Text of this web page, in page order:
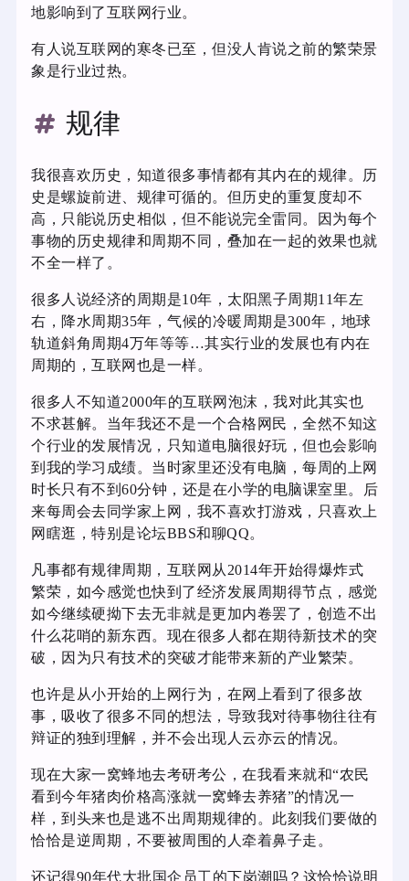
地影响到了互联网行业。
有人说互联网的寒冬已至，但没人肯说之前的繁荣景
象是行业过热。
规律
我很喜欢历史，知道很多事情都有其内在的规律。历
史是螺旋前进、规律可循的。但历史的重复度却不
高，只能说历史相似，但不能说完全雷同。因为每个
事物的历史规律和周期不同，叠加在一起的效果也就
不全一样了。
很多人说经济的周期是10年，太阳黑子周期11年左
右，降水周期35年，气候的冷暖周期是300年，地球
轨道斜角周期4万年等等…其实行业的发展也有内在
周期的，互联网也是一样。
很多人不知道2000年的互联网泡沫，我对此其实也
不求甚解。当年我还不是一个合格网民，全然不知这
个行业的发展情况，只知道电脑很好玩，但也会影响
到我的学习成绩。当时家里还没有电脑，每周的上网
时长只有不到60分钟，还是在小学的电脑课室里。后
来每周会去同学家上网，我不喜欢打游戏，只喜欢上
网瞎逛，特别是论坛BBS和聊QQ。
凡事都有规律周期，互联网从2014年开始得爆炸式
繁荣，如今感觉也快到了经济发展周期得节点，感觉
如今继续硬拗下去无非就是更加内卷罢了，创造不出
什么花哨的新东西。现在很多人都在期待新技术的突
破，因为只有技术的突破才能带来新的产业繁荣。
也许是从小开始的上网行为，在网上看到了很多故
事，吸收了很多不同的想法，导致我对待事物往往有
辩证的独到理解，并不会出现人云亦云的情况。
现在大家一窝蜂地去考研考公，在我看来就和“农民
看到今年猪肉价格高涨就一窝蜂去养猪”的情况一
样，到头来也是逃不出周期规律的。此刻我们要做的
恰恰是逆周期，不要被周围的人牵着鼻子走。
还记得90年代大批国企员工的下岗潮吗？这恰恰说明